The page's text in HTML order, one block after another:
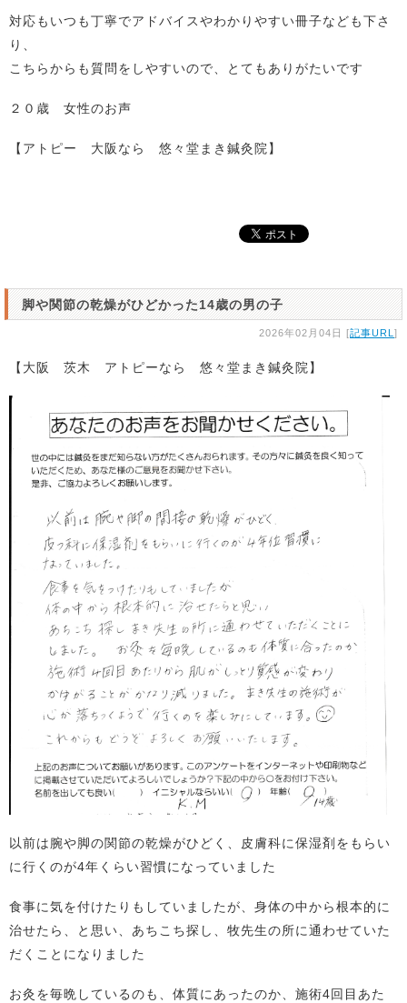
対応もいつも丁寧でアドバイスやわかりやすい冊子なども下さ
り、
こちらからも質問をしやすいので、とてもありがたいです
２０歳 女性のお声
【アトピー 大阪なら 悠々堂まき鍼灸院】
脚や関節の乾燥がひどかった14歳の男の子
2026年02月04日 [記事URL]
【大阪 茨木 アトピーなら 悠々堂まき鍼灸院】
以前は腕や脚の関節の乾燥がひどく、皮膚科に保湿剤をもらい
に行くのが4年くらい習慣になっていました
食事に気を付けたりもしていましたが、身体の中から根本的に
治せたら、と思い、あちこち探し、牧先生の所に通わせていた
だくことになりました
お灸を毎晩しているのも、体質にあったのか、施術4回目あた